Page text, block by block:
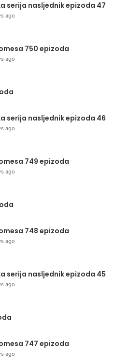
serija nasljednik epizoda 47
ago
750 epizoda
ago
serija nasljednik epizoda 46
ago
749 epizoda
ago
748 epizoda
ago
serija nasljednik epizoda 45
ago
747 epizoda
ago